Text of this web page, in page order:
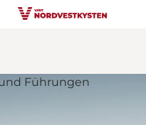
Führungen